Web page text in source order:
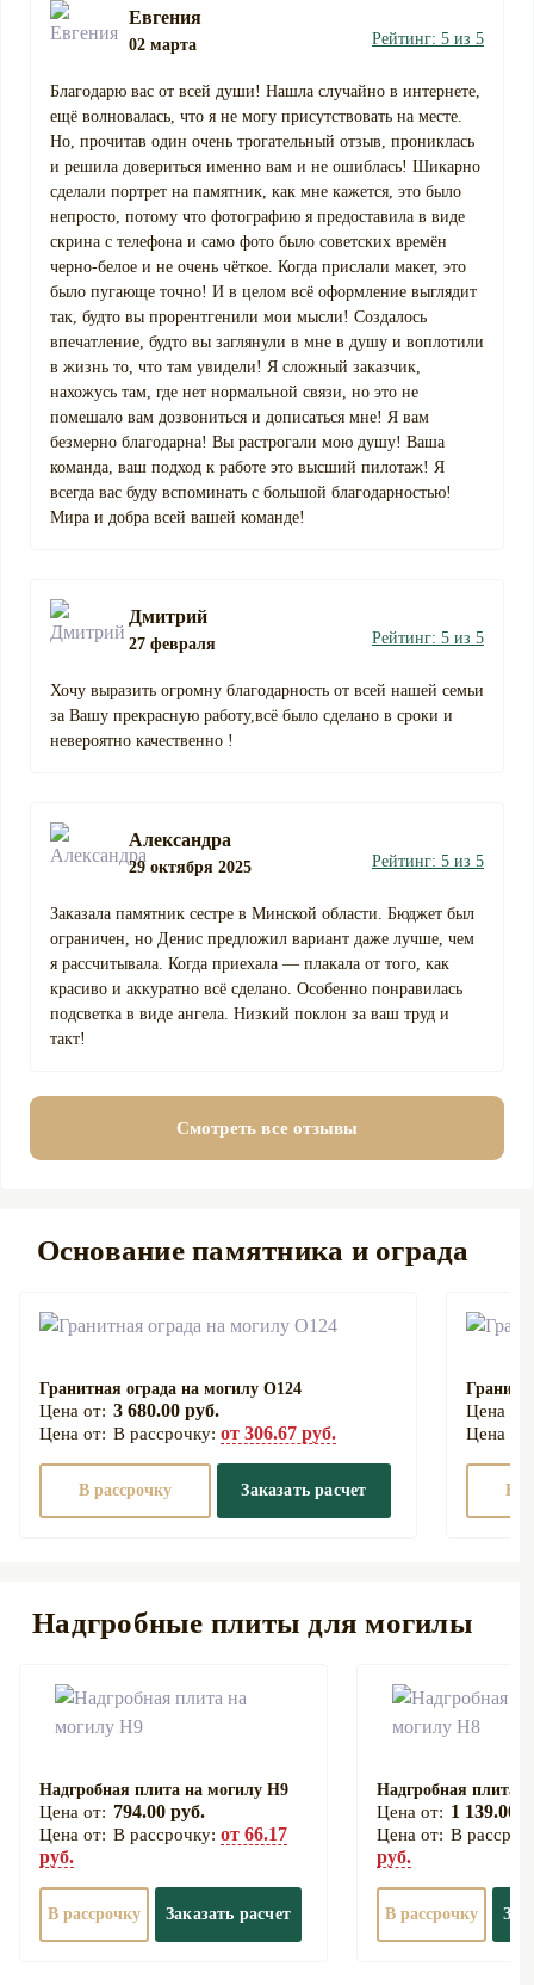
Евгения
02 марта Рейтинг: 5 из 5
Благодарю вас от всей души! Нашла случайно в интернете,
ещё волновалась, что я не могу присутствовать на месте.
Но, прочитав один очень трогательный отзыв, прониклась
и решила довериться именно вам и не ошиблась! Шикарно
сделали портрет на памятник, как мне кажется, это было
непросто, потому что фотографию я предоставила в виде
скрина с телефона и само фото было советских времён
черно-белое и не очень чёткое. Когда прислали макет, это
было пугающе точно! И в целом всё оформление выглядит
так, будто вы прорентгенили мои мысли! Создалось
впечатление, будто вы заглянули в мне в душу и воплотили
в жизнь то, что там увидели! Я сложный заказчик,
нахожусь там, где нет нормальной связи, но это не
помешало вам дозвониться и дописаться мне! Я вам
безмерно благодарна! Вы растрогали мою душу! Ваша
команда, ваш подход к работе это высший пилотаж! Я
всегда вас буду вспоминать с большой благодарностью!
Мира и добра всей вашей команде!
Дмитрий
27 февраля Рейтинг: 5 из 5
Хочу выразить огромну благодарность от всей нашей семьи
за Вашу прекрасную работу,всё было сделано в сроки и
невероятно качественно !
Александра
29 октября 2025 Рейтинг: 5 из 5
Заказала памятник сестре в Минской области. Бюджет был
ограничен, но Денис предложил вариант даже лучше, чем
я рассчитывала. Когда приехала — плакала от того, как
красиво и аккуратно всё сделано. Особенно понравилась
подсветка в виде ангела. Низкий поклон за ваш труд и
такт!
Смотреть все отзывы
Основание памятника и ограда
Гранитная ограда на могилу О124
3 680.00 руб.
В рассрочку: от 306.67 руб.
В рассрочку Заказать расчет В
Надгробные плиты для могилы
Надгробная плита на могилу Н9
794.00 руб.
В рассрочку: от 66.17
руб.
В рассрочку Заказать расчет
Надгробная плита
1 139.00
В
руб.
В рассрочку